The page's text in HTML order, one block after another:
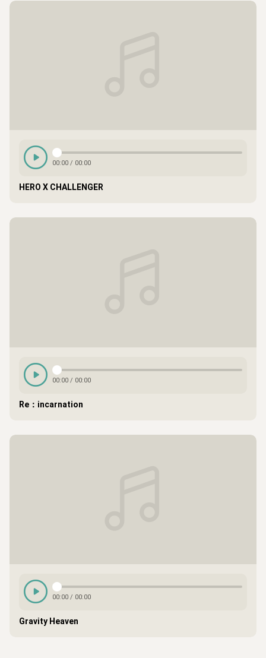
00:00 / 00:00
HERO X CHALLENGER
00:00 / 00:00
Re：incarnation
00:00 / 00:00
Gravity Heaven